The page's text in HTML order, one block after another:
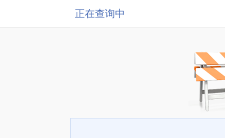
正在查询中